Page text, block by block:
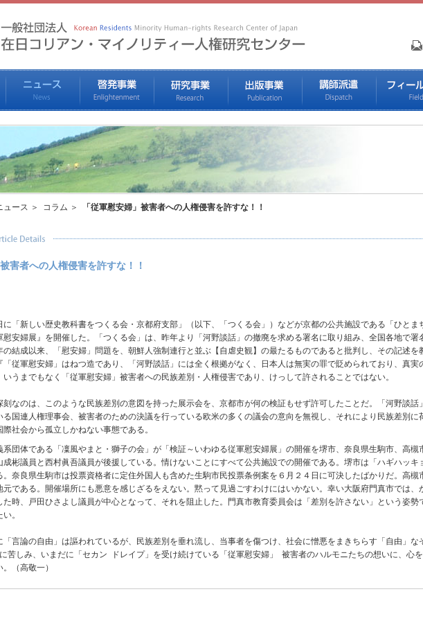
ュース コラム 「従軍慰安婦」被害者への人権侵害を許すな！！
害者への人権侵害を許すな！！
「新しい歴史教科書をつくる会・京都府支部」（以下、「つくる会」）などが京都の公共施設である「ひと
婦展』を開催した。「つくる会」は、昨年より「河野談話」の撤廃を求める署名に取り組み、全国各地で署
の結成以来、「慰安婦」問題を、朝鮮人強制連行と並ぶ【自虐史観】の最たるものであると批判し、その記述を
従軍慰安婦」はねつ造であり、「河野談話」には全く根拠がなく、日本人は無実の罪で貶められており、真実
いうまでもなく「従軍慰安婦」被害者への民族差別・人権侵害であり、けっして許されることではない。
なのは、このような民族差別の意図を持った展示会を、京都市が何の検証もせず許可したことだ。「河野談
る国連人権理事会、被害者のための決議を行っている欧米の多くの議会の意向を無視し、それにより民族差別
社会から孤立しかねない事態である。
団体である「凜風やまと・獅子の会」が「検証～いわゆる従軍慰安婦展」の開催を堺市、奈良県生駒市、高
成彬議員と西村眞吾議員が後援している。情けないことにすべて公共施設での開催である。堺市は「ハギハッ
。奈良県生駒市は投票資格者に定住外国人も含めた生駒市民投票条例案を６月２４日に可決したばかりだ。高
元である。開催場所にも悪意を感じざるをえない。黙って見過ごすわけにはいかない。幸い大阪府門真市では
時、戸田ひさよし議員が中心となって、それを阻止した。門真市教育委員会は「差別を許さない」という姿勢
。
言論の自由」は謳われているが、民族差別を垂れ流し、当事者を傷つけ、社会に憎悪をまきちらす「自由」な
苦しみ、いまだに「セカン ドレイプ」を受け続けている「従軍慰安婦」 被害者のハルモニたちの想いに、心
（高敬一）